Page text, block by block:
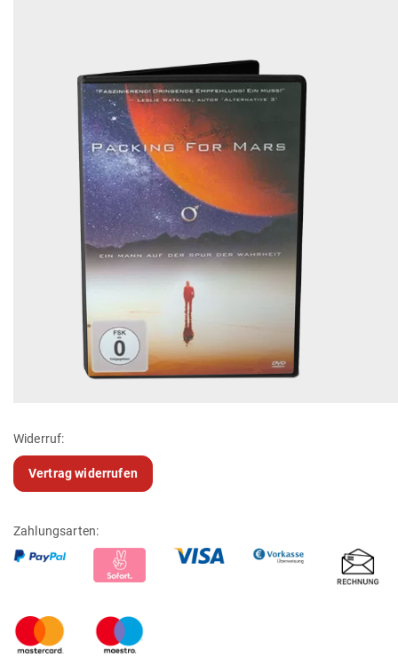
Widerruf:
Vertrag widerrufen
Zahlungsarten: